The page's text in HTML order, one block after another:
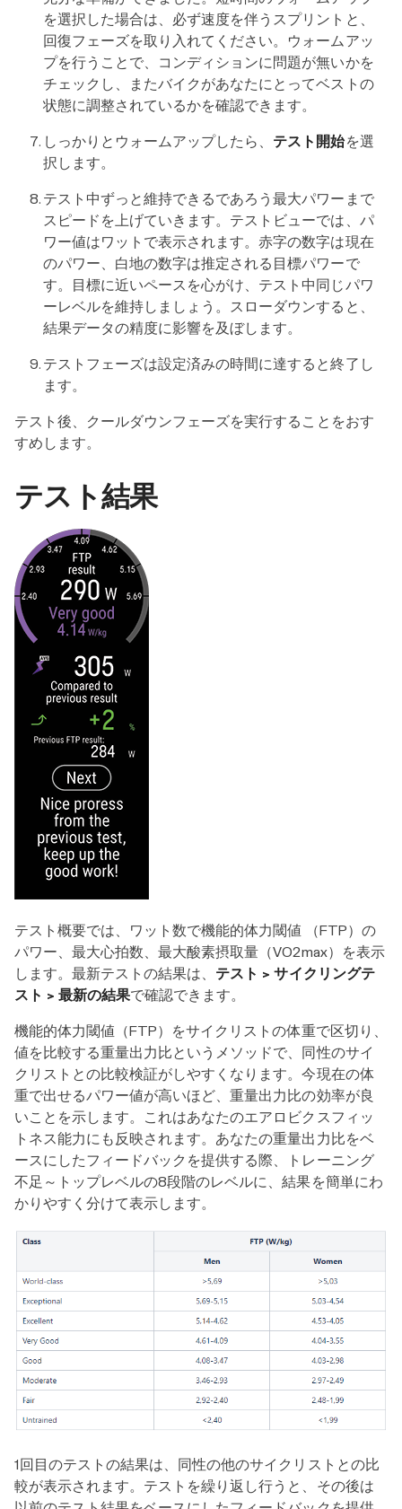
を選択した場合は、必ず速度を伴うスプリントと、
回復フェーズを取り入れてください。ウォームアッ
プを行うことで、コンディションに問題が無いかを
チェックし、またバイクがあなたにとってベストの
状態に調整されているかを確認できます。
しっかりとウォームアップしたら、 テスト開始を選
択します。
テスト中ずっと維持できるであろう最大パワーまで
スピードを上げていきます。テストビューでは、パ
ワー値はワットで表示されます。赤字の数字は現在
のパワー、白地の数字は推定される目標パワーで
す。目標に近いペースを心がけ、テスト中同じパワ
ーレベルを維持しましょう。スローダウンすると、
結果データの精度に影響を及ぼします。
テストフェーズは設定済みの時間に達すると終了し
ます。
テスト後、クールダウンフェーズを実行することをおす
すめします。
テスト結果
テスト概要では、ワット数で機能的体力閾値 （FTP）の
パワー、最大心拍数、最大酸素摂取量（VO2max）を表示
します。最新テストの結果は、 テスト > サイクリングテ
スト > 最新の結果で確認できます。
機能的体力閾値（FTP）をサイクリストの体重で区切り、
値を比較する重量出力比というメソッドで、同性のサイ
クリストとの比較検証がしやすくなります。今現在の体
重で出せるパワー値が高いほど、重量出力比の効率が良
いことを示します。これはあなたのエアロビクスフィッ
トネス能力にも反映されます。あなたの重量出力比をベ
ースにしたフィードバックを提供する際、トレーニング
不足～トップレベルの8段階のレベルに、結果を簡単にわ
かりやすく分けて表示します。
1回目のテストの結果は、同性の他のサイクリストとの比
較が表示されます。テストを繰り返し行うと、その後は